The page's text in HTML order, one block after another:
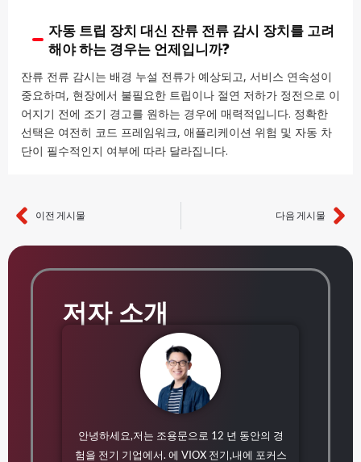
자동 트립 장치 대신 잔류 전류 감시 장치를 고려
해야 하는 경우는 언제입니까?
잔류 전류 감시는 배경 누설 전류가 예상되고, 서비스 연속성이
중요하며, 현장에서 불필요한 트립이나 절연 저하가 정전으로 이
어지기 전에 조기 경고를 원하는 경우에 매력적입니다. 정확한
선택은 여전히 코드 프레임워크, 애플리케이션 위험 및 자동 차
단이 필수적인지 여부에 따라 달라집니다.
이전
이전 게시물 다음 게시물
저자 소개
안녕하세요,저는 조용문으로 12 년 동안의 경
험을 전기 기업에서. 에 VIOX 전기,내에 포커스